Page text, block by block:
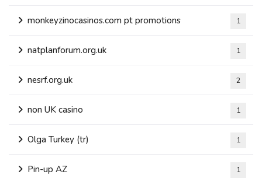
monkeyzinocasinos.com pt promotions 1
natplanforum.org.uk 1
nesrf.org.uk 2
non UK casino 1
Olga Turkey (tr) 1
Pin-up AZ 1